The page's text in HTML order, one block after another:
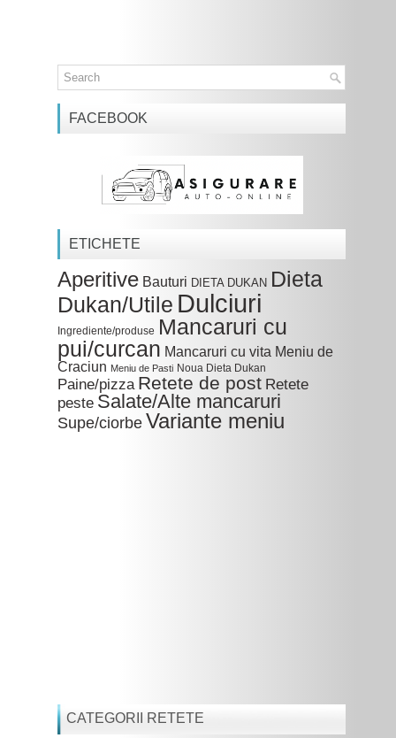
FACEBOOK
ETICHETE
Aperitive Bauturi DIETA DUKAN Dieta
Dukan/Utile Dulciuri
Ingrediente/produse Mancaruri cu
pui/curcan Mancaruri cu vita Meniu de
Craciun Meniu de Pasti Noua Dieta Dukan
Paine/pizza Retete de post Retete
peste Salate/Alte mancaruri
Supe/ciorbeVariante meniu
CATEGORII RETETE